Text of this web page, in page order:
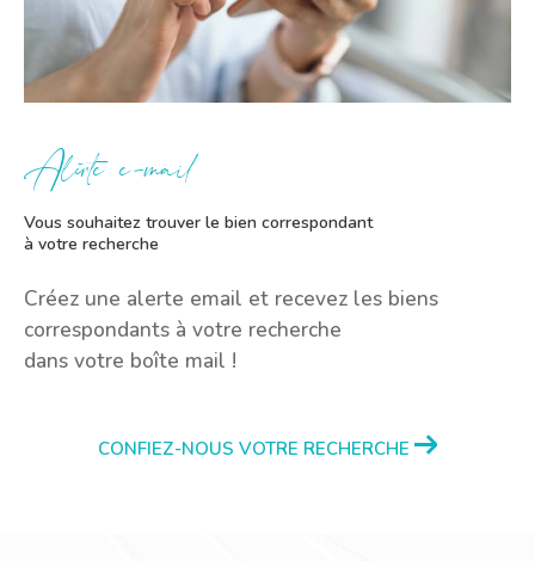
Alerte e-mail
Vous souhaitez trouver le bien correspondant
à votre recherche
Créez une alerte email et recevez les biens
correspondants à votre recherche
dans votre boîte mail !
CONFIEZ-NOUS VOTRE RECHERCHE